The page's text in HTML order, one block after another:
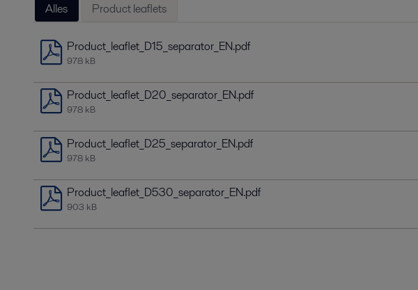
Alles Product leaflets
Product_leaflet_D15_separator_EN.pdf
978 kB
Product_leaflet_D20_separator_EN.pdf
978 kB
Product_leaflet_D25_separator_EN.pdf
978 kB
Product_leaflet_D530_separator_EN.pdf
903 kB